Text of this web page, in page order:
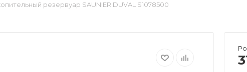
резервуар SAUNIER DUVAL S1078500